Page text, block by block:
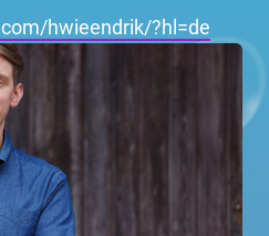
hwieendrik/?hl=de